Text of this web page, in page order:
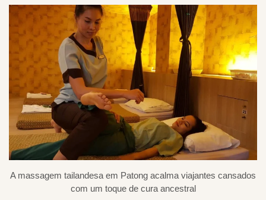
A massagem tailandesa em Patong acalma viajantes cansados
com um toque de cura ancestral